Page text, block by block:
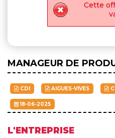
Cette
MANAGEUR DE
CDI AIGUES-VIVES
18-06-2025
L'ENTREPRISE